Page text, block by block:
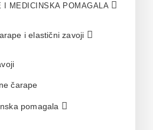
I MEDICINSKA POMAGALA
i elastični zavoji
čarape
pomagala